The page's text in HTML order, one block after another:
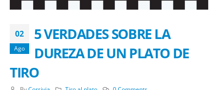
02
Ago
5 VERDADES SOBRE LA
DUREZA DE UN PLATO DE
TIRO